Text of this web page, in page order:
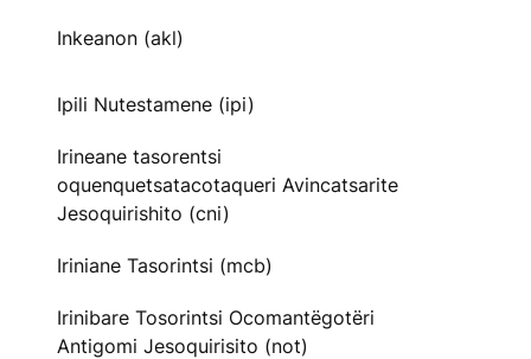
Inkeanon (akl)
Ipili Nutestamene (ipi)
Irineane tasorentsi
oquenquetsatacotaqueri Avincatsarite
Jesoquirishito (cni)
Iriniane Tasorintsi (mcb)
Irinibare Tosorintsi Ocomantëgotëri
Antigomi Jesoquirisito (not)